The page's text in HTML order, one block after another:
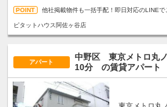
他社掲載物件も一括手配！即日対応のLINEで
ピタットハウス阿佐ヶ谷店
アパート
中野区 東京メトロ丸
10分 の賃貸アパート